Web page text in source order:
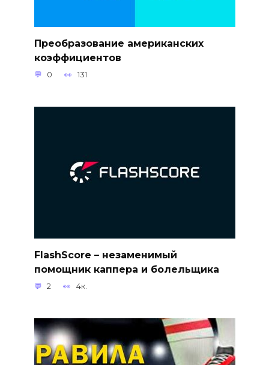
Преобразование американских
коэффициентов
0 131
FlashScore – незаменимый
помощник каппера и болельщика
2 4к.